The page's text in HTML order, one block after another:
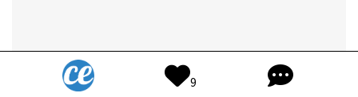
Résultat, ces membres peuvent se trouver
9